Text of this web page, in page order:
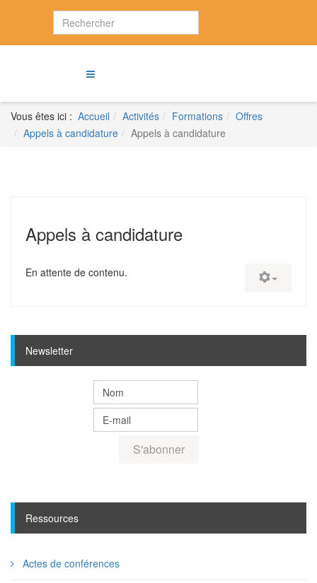
Vous êtes ici : Accueil Activités Formations
Offres
Appels à candidature
Appels à candidature
Appels à candidature
En attente de contenu.
Newsletter
Ressources
Actes de conférences